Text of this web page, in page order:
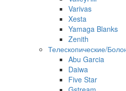
Varivas
Xesta
Yamaga Blanks
Zenith
Телескопические/
Abu Garcia
Daiwa
Five Star